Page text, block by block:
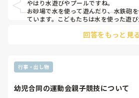
やはり水遊びやプールですね。
お砂場で水を使って遊んだり、水鉄砲
ています。こどもたちは水を使った遊
回答をもっと見る
行事・出し物
幼児合同の運動会親子競技について